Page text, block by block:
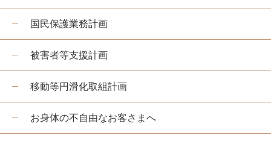
国民保護業務計画
被害者等支援計画
移動等円滑化取組計画
お身体の不自由なお客さまへ